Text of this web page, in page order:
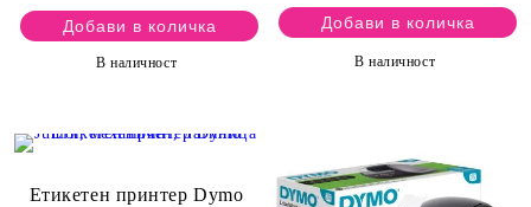
В наличност В наличност
Етикетен принтер Dymo